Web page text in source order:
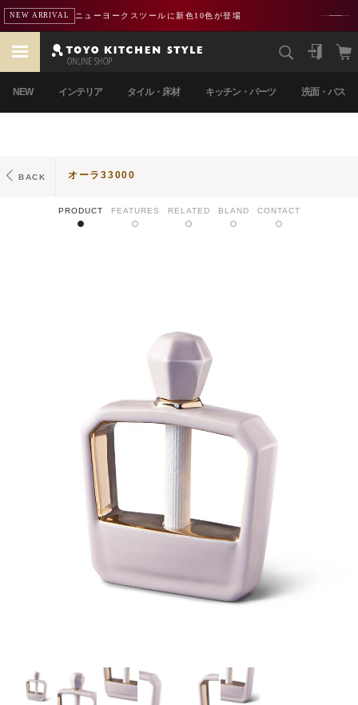
NEW ARRIVAL ニューヨークスツールに新色10色が登場
NEW インテリア タイル・床材 キッチン・パーツ 洗面・バス
BACK オーラ33000
PRODUCT FEATURES RELATED BLAND CONTACT